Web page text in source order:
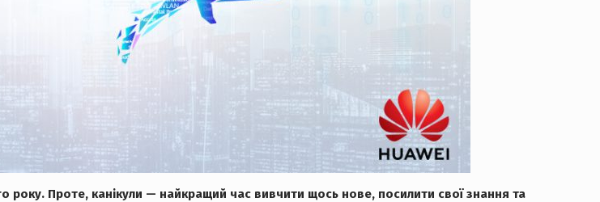
року. Проте, канікули — найкращий час вивчити щось нове, посилити свої знання та